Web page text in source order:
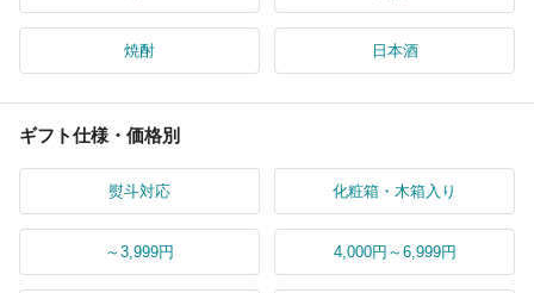
焼酎 日本酒
ギフト仕様・価格別
熨斗対応 化粧箱・木箱入り
～3,999円 4,000円～6,999円